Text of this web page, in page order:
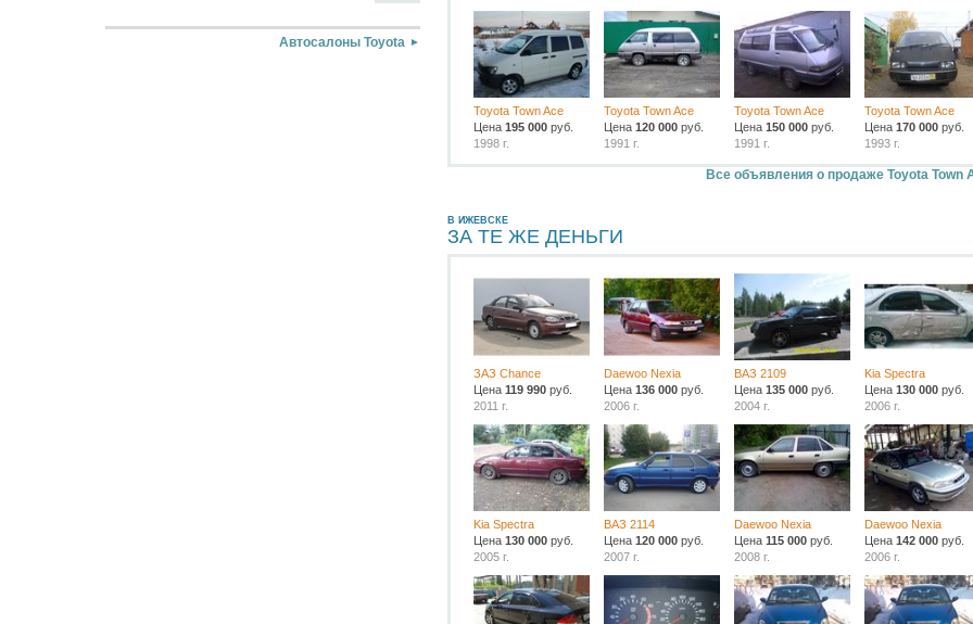
Автосалоны Toyota
Toyota Town Ace
Цена195 000 руб.
1998 г.
Toyota Town Ace
Цена120 000 руб.
1991 г.
Toyota Town Ace
Цена 150 000руб.
1991 г.
Toyota Town Ace
Цена 170 000руб.
1993 г.
Все объявления о продаже Toyota Town
В ИЖЕВСКЕ
ЗА ТЕ ЖЕ ДЕНЬГИ
ЗАЗ Chance
Цена119 990 руб.
2011 г.
Daewoo Nexia
Цена136 000 руб.
2006 г.
ВАЗ 2109
Цена 135 000руб.
2004 г.
Kia Spectra
Цена 130 000руб.
2006 г.
Kia Spectra
Цена130 000 руб.
2005 г.
ВАЗ 2114
Цена120 000 руб.
2007 г.
Daewoo Nexia
Цена 115 000руб.
2008 г.
Daewoo Nexia
Цена 142 000руб.
2006 г.